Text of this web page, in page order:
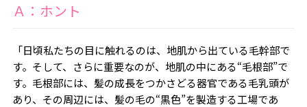
Ａ：ホント
「日頃私たちの目に触れるのは、地肌から出ている毛幹部で
す。そして、さらに重要なのが、地肌の中にある“毛根部”で
す。毛根部には、髪の成長をつかさどる器官である毛乳頭が
あり、その周辺には、髪の毛の“黒色”を製造する工場であ